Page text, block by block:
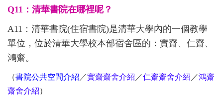
Q11：清華書院在哪裡呢？
A11：清華書院(住宿書院)是清華大學內的一個教學
單位，位於清華大學校本部宿舍區的：實齋、仁齋、
鴻齋。
（書院公共空間介紹 ／實齋齋舍介紹 ／仁齋齋舍介紹 ／鴻齋
齋舍介紹）